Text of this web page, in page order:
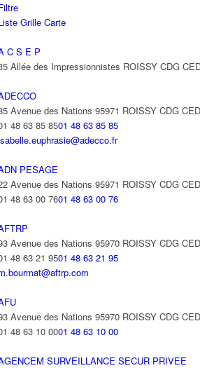
SARAH
Grille Carte
C S E P
Allée des Impressionnistes ROISSY CDG
Avenue des Nations 95971 ROISSY CDG
48 63 85 8501 48 63 85 85
PESAGE
Avenue des Nations 95971 ROISSY CDG
48 63 00 7601 48 63 00 76
Avenue des Nations 95970 ROISSY CDG
48 63 21 9501 48 63 21 95
Avenue des Nations 95970 ROISSY CDG
48 63 10 0001 48 63 10 00
SURVEILLANCE SECUR PRIVEE